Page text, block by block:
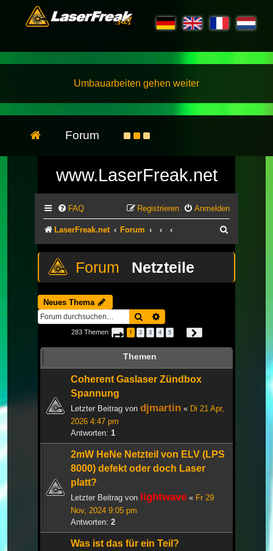
Umbauarbeiten gehen weiter
Forum
www.LaserFreak.net
FAQ Anmelden
Registrieren
LaserFreak.net Forum
Netzteile
Neues Thema
Suche
283 Themen Seite 1von 10
1 2 3 4 5
Themen
Coherent Gaslaser Zündbox
Spannung
Letzter Beitrag von djmartin « Di 21 Apr,
2026 4:47 pm
Antworten: 1
2mW HeNe Netzteil von ELV (LPS
8000) defekt oder doch Laser
platt?
Letzter Beitrag von lightwave « Fr 29
Nov, 2024 9:05 pm
Antworten: 2
Was ist das für ein Teil?